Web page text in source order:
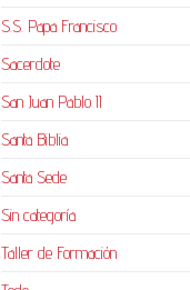
S.S. Papa Francisco
Sacerdote
San Juan Pablo II
Santa Biblia
Santa Sede
Sin categoría
Taller de Formación